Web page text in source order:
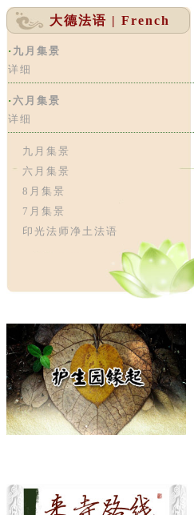
大德法语 | French
· 九月集景
详细
· 六月集景
详细
九月集景
六月集景
8月集景
7月集景
印光法师净土法语